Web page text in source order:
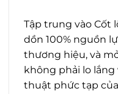
Tập trung vào Cốt
dồn 100% nguồn
thương hiệu, và
không phải lo lắng
thuật phức tạp